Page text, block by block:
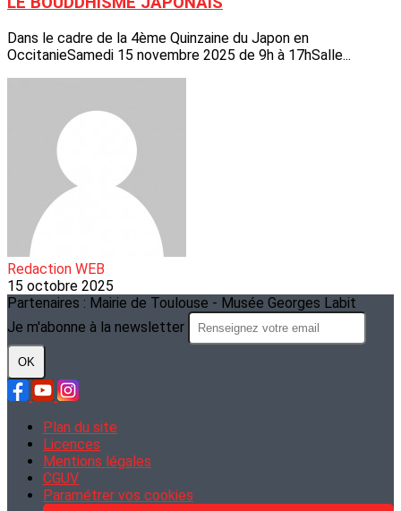
Dans le cadre de la 4ème Quinzaine du Japon en
OccitanieSamedi 15 novembre 2025 de 9h à 17hSalle...
Redaction WEB
15 octobre 2025
Partenaires : Mairie de Toulouse - Musée Georges Labit
Je m'abonne à la newsletter
OK
Plan du site
Licences
Mentions légales
CGUV
Paramétrer vos cookies